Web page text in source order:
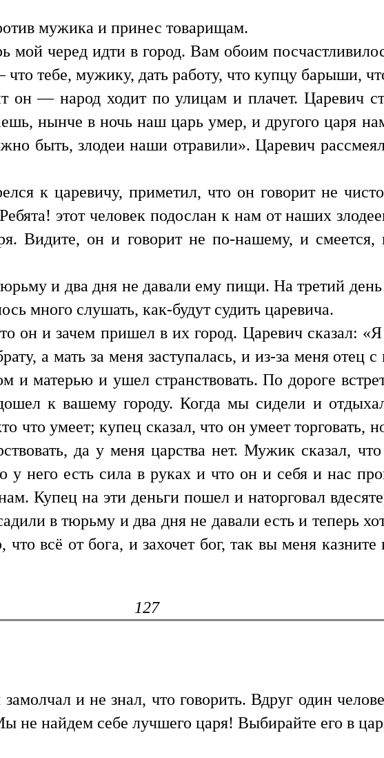
мужика и принес товарищам.
мой черед идти в город. Вам обоим
тебе, мужику, дать работу, что купцу барыши,
он — народ ходит по улицам и плачет. Царевич
нынче в ночь наш царь умер, и другого царя
быть, злодеи наши отравили». Царевич
к царевичу, приметил, что он говорит не
этот человек подослан к нам от наших
Видите, он и говорит не по-нашему, и смеется,
и два дня не давали ему пищи. На третий
много слушать, как-будут судить царевича.
он и зачем пришел в их город. Царевич сказал:
а мать за меня заступалась, и из-за меня отец
и матерью и ушел странствовать. По дороге
к вашему городу. Когда мы сидели и
что умеет; купец сказал, что он умеет торговать,
да у меня царства нет. Мужик сказал,
у него есть сила в руках и что он и себя и нас
Купец на эти деньги пошел и наторговал
в тюрьму и два дня не давали есть и теперь
всё от бога, и захочет бог, так вы меня казните
127
замолчал и не знал, что говорить. Вдруг один
не найдем себе лучшего царя! Выбирайте его в